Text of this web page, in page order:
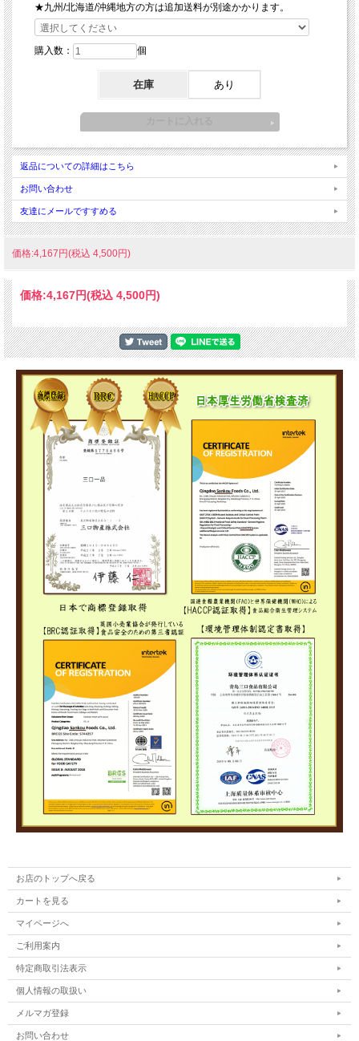
★九州/北海道/沖縄地方の方は追加送料が別途かかります。
購入数： 個
在庫 あり
返品についての詳細はこちら
お問い合わせ
友達にメールですすめる
価格:4,167円(税込 4,500円)
価格:4,167円(税込 4,500円)
お店のトップへ戻る
カートを見る
マイページへ
ご利用案内
特定商取引法表示
個人情報の取扱い
メルマガ登録
お問い合わせ